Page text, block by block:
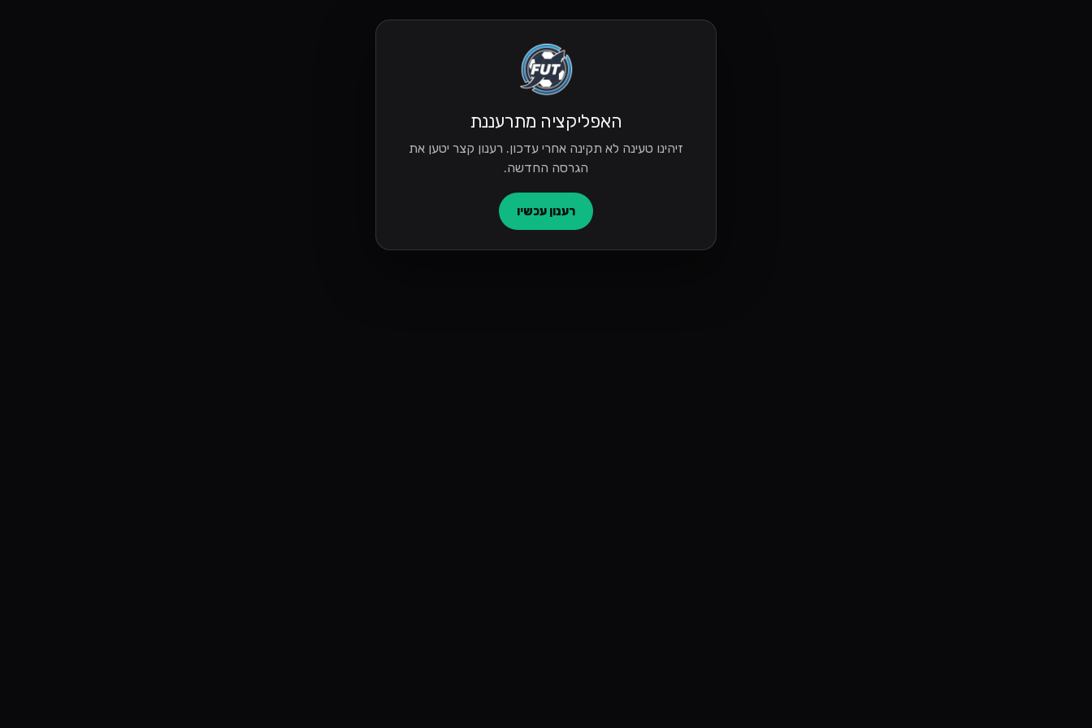
האפליקציה מתרעננת
זיהינו טעינה לא תקינה אחרי עדכון. רענון קצר יטען את
הגרסה החדשה.
רענון עכשיו